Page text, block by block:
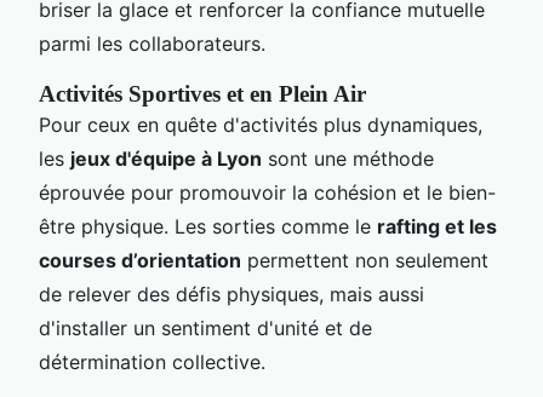
briser la glace et renforcer la confiance mutuelle
parmi les collaborateurs.
Activités Sportives et en Plein Air
Pour ceux en quête d'activités plus dynamiques,
les jeux d'équipe à Lyon sont une méthode
éprouvée pour promouvoir la cohésion et le bien-
être physique. Les sorties comme le rafting et les
courses d’orientation permettent non seulement
de relever des défis physiques, mais aussi
d'installer un sentiment d'unité et de
détermination collective.